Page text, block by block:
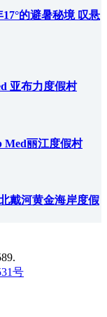
的避暑秘境 叹悬
亚布力度假村
Med丽江度假村
戴河黄金海岸度假
号